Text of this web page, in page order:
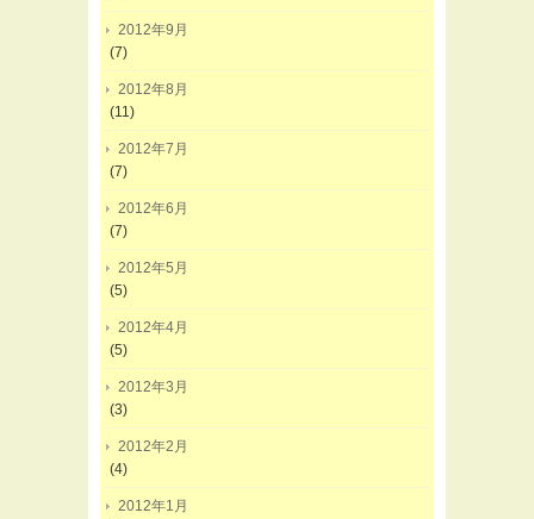
2012年9月
(7)
2012年8月
(11)
2012年7月
(7)
2012年6月
(7)
2012年5月
(5)
2012年4月
(5)
2012年3月
(3)
2012年2月
(4)
2012年1月